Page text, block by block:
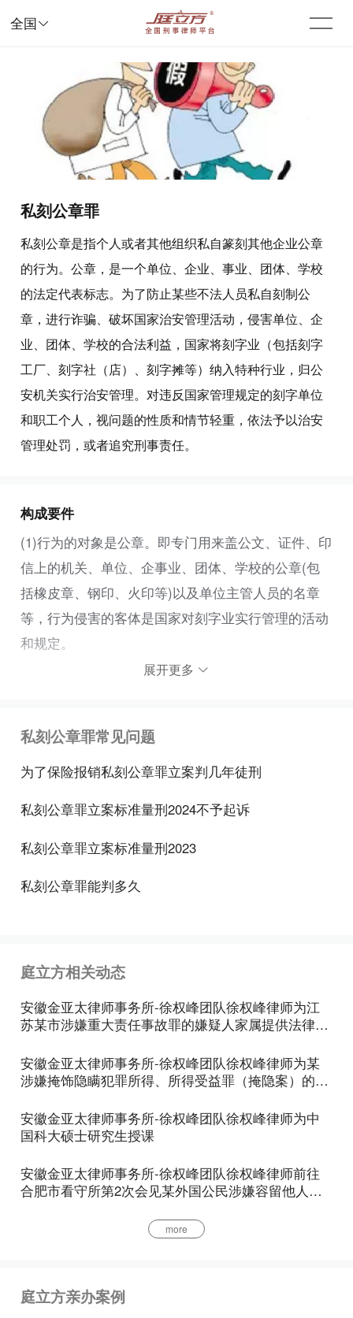
全国 
私刻公章罪
私刻公章是指个人或者其他组织私自篆刻其他企业公章
的行为。公章，是一个单位、企业、事业、团体、学校
的法定代表标志。为了防止某些不法人员私自刻制公
章，进行诈骗、破坏国家治安管理活动，侵害单位、企
业、团体、学校的合法利益，国家将刻字业（包括刻字
工厂、刻字社（店）、刻字摊等）纳入特种行业，归公
安机关实行治安管理。对违反国家管理规定的刻字单位
和职工个人，视问题的性质和情节轻重，依法予以治安
管理处罚，或者追究刑事责任。
构成要件
(1)行为的对象是公章。即专门用来盖公文、证件、印
信上的机关、单位、企事业、团体、学校的公章(包
括橡皮章、钢印、火印等)以及单位主管人员的名章
等，行为侵害的客体是国家对刻字业实行管理的活动
和规定。
(2)行为的客观方面是违反国家治安管理规定，承制公
为论处，已经造成了严重后果的，如利用非法制造的
果的，要按不同情节和损失程序追究刑事责任。
(3)行为的主体是承制公章的工厂、商店、刻字摊的负
责人和有关的职工。行为属负责人指示的，应同时处
立案标准
伪造、变造或者买卖国家机关、人民团体、企业、事
的。刻字业违反管理规定承制公章的，属于违反治安
管理行为。如果私刻、伪造、变造公章，则应以扰乱
公共秩序罪论处。
量刑标准
私刻公章罪，一般会处三年以下有期徒刑、拘
役、管制或者剥夺政治权利。
《刑法》第二百八十条，伪造、变造、买卖或者
处三年以下有期徒刑、拘役、管制或者剥夺政治权
展开更多
私刻公章罪常见问题
为了保险报销私刻公章罪立案判几年徒刑
私刻公章罪立案标准量刑2024不予起诉
私刻公章罪立案标准量刑2023
私刻公章罪能判多久
庭立方相关动态
安徽金亚太律师事务所-徐权峰团队徐权峰律师为江
苏某市涉嫌重大责任事故罪的嫌疑人家属提供法律咨
安徽金亚太律师事务所-徐权峰团队徐权峰律师为某
涉嫌掩饰隐瞒犯罪所得、所得受益罪（掩隐案）的嫌
安徽金亚太律师事务所-徐权峰团队徐权峰律师为中
国科大硕士研究生授课
安徽金亚太律师事务所-徐权峰团队徐权峰律师前往
合肥市看守所第2次会见某外国公民涉嫌容留他人吸
more
庭立方亲办案例